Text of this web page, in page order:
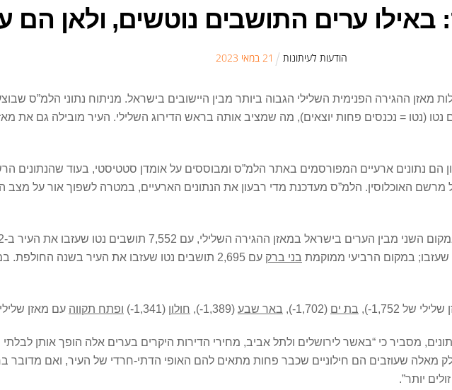
באילו ערים התושבים נוטשים, ולאן הם
הודעות לעיתונות 21 במאי 2023
מאזן ההגירה הפנימית השלילי הגבוה ביותר מבין היישובים בישראל. מניתוח נתוני הלמ”ס
שנת 2022 יצאו מירושלים 15,855 תושבים נטו (נטו = נכנסים פחות יוצאים), מה שמציב אותה בראש הדירוג השלילי. העיר מובילה
האוכלוסין. הלמ”ס מעדכנת מדי רבעון את הנתונים הארעיים, במטרה לשפוך אור על מצב
בני ברק עם 2,695 תושבים נטו שעזבו את העיר בשנה החולפת. במקום החמישי העיר
של 1,752-), בת ים (1,702-), באר שבע (1,389-), חולון (1,341-) ופתח תקווה עם מאזן שלילי של
מסביר כי “באשר לירושלים ולתל אביב, מחירי הדירות היקרים בערים אלה הופך אותן
מאלה שעוזבים הם חילוניים שכבר פחות מתאים להם האופי הדתי-חרדי של העיר, ואם מדובר
יותר”.